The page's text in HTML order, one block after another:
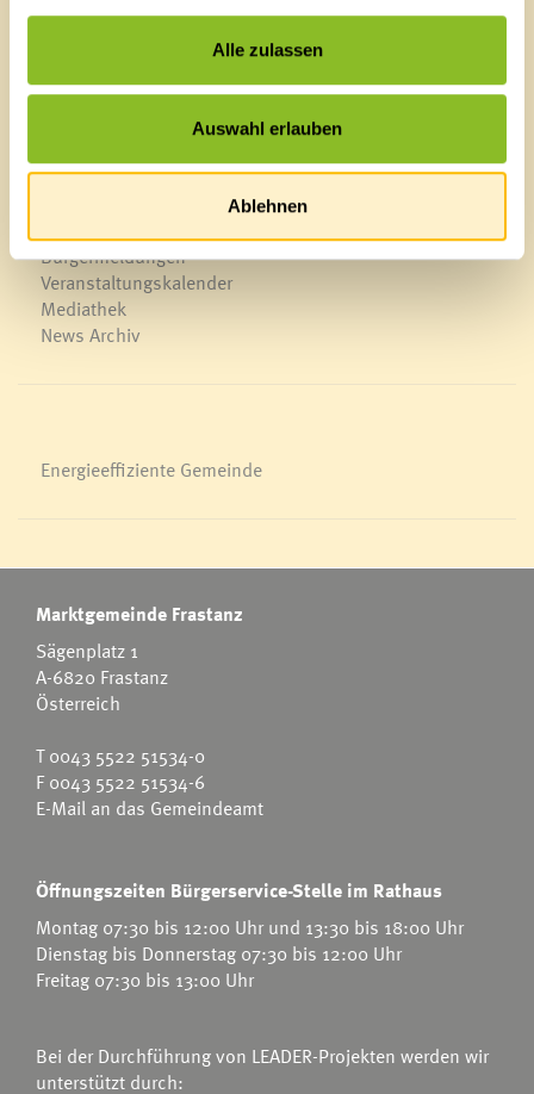
Alle zulassen
Auswahl erlauben
Ablehnen
E-Mail an das Gemeindeamt
Veröffentlichungsportal
Bürgermeldungen
Veranstaltungskalender
Mediathek
News Archiv
Energieeffiziente Gemeinde
Marktgemeinde Frastanz
Sägenplatz 1
A-6820 Frastanz
Österreich
T0043 5522 51534-0
F 0043 5522 51534-6
E-Mail an das Gemeindeamt
Öffnungszeiten Bürgerservice-Stelle im Rathaus
Montag 07:30 bis 12:00 Uhr und 13:30 bis 18:00 Uhr
Dienstag bis Donnerstag 07:30 bis 12:00 Uhr
Freitag 07:30 bis 13:00 Uhr
Bei der Durchführung von LEADER-Projekten werden wir
unterstützt durch: